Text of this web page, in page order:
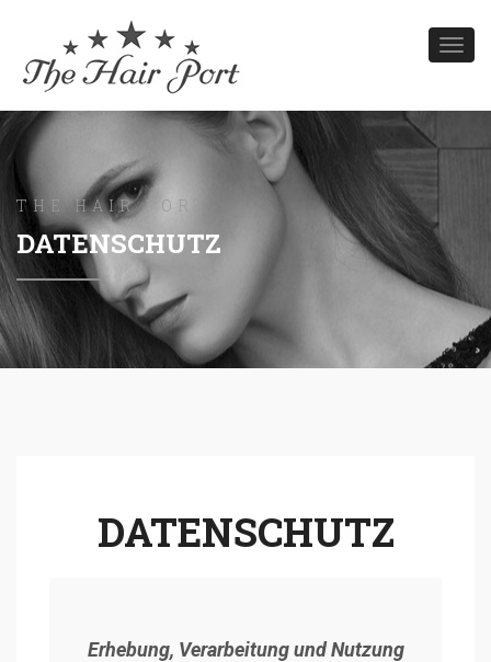
THE HAIR PORT
DATENSCHUTZ
DATENSCHUTZ
Erhebung, Verarbeitung und Nutzung